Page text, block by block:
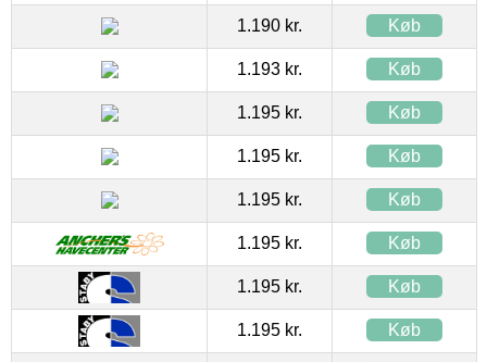
1.190 kr. Køb
1.193 kr. Køb
1.195 kr. Køb
1.195 kr. Køb
1.195 kr. Køb
1.195 kr. Køb
1.195 kr. Køb
1.195 kr. Køb